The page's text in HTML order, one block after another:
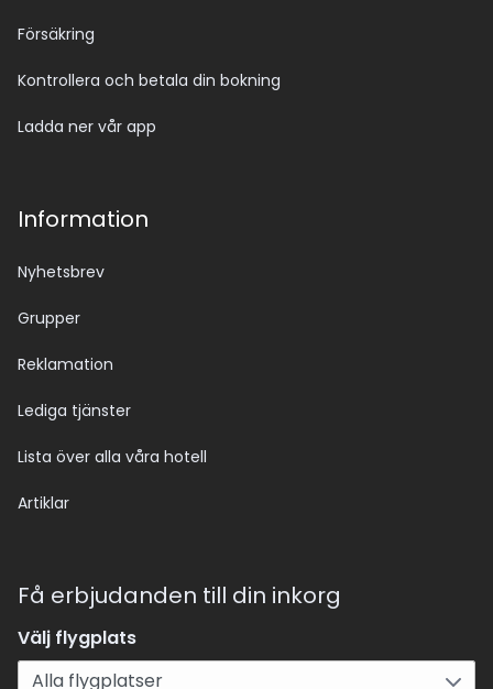
Försäkring
Kontrollera och betala din bokning
Ladda ner vår app
Information
Nyhetsbrev
Grupper
Reklamation
Lediga tjänster
Lista över alla våra hotell
Artiklar
Få erbjudanden till din inkorg
Välj flygplats